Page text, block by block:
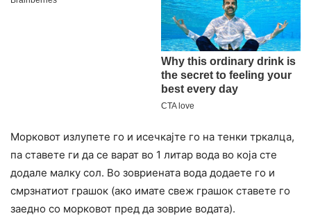
Морковот излупете го и исечкајте го на тенки тркалца,
па ставете ги да се варат во 1 литар вода во која сте
додале малку сол. Во зовриената вода додаете го и
смрзнатиот грашок (ако имате свеж грашок ставете го
заедно со морковот пред да зоврие водата).